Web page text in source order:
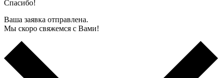
Спасибо!
Ваша заявка отправлена.
Мы скоро свяжемся с Вами!